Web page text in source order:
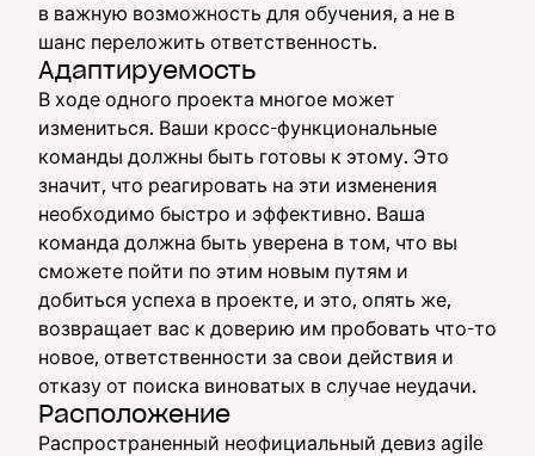
в важную возможность для обучения, а не в
шанс переложить ответственность.
Адаптируемость
В ходе одного проекта многое может
измениться. Ваши кросс-функциональные
команды должны быть готовы к этому. Это
значит, что реагировать на эти изменения
необходимо быстро и эффективно. Ваша
команда должна быть уверена в том, что вы
сможете пойти по этим новым путям и
добиться успеха в проекте, и это, опять же,
возвращает вас к доверию им пробовать что-то
новое, ответственности за свои действия и
отказу от поиска виноватых в случае неудачи.
Расположение
Распространенный неофициальный девиз agile